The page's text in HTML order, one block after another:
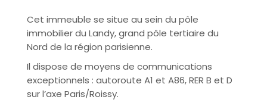
Cet immeuble se situe au sein du pôle
immobilier du Landy, grand pôle tertiaire du
Nord de la région parisienne.
Il dispose de moyens de communications
exceptionnels : autoroute A1 et A86, RER B et D
sur l’axe Paris/Roissy.